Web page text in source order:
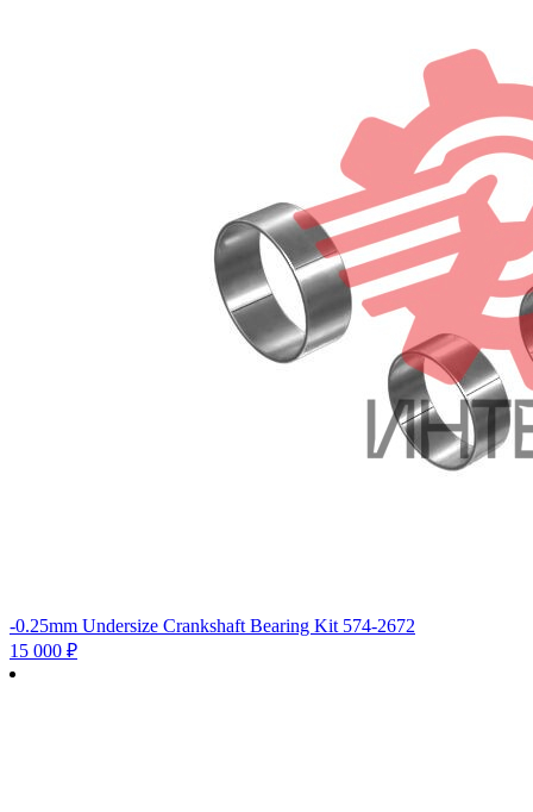
-0.25mm Undersize Crankshaft Bearing Kit 574-2672
15 000 ₽